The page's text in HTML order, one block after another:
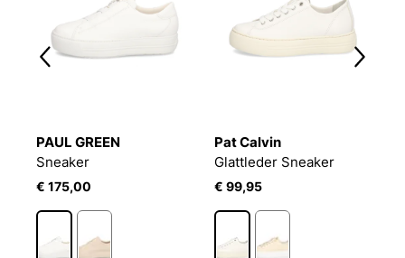
PAUL GREEN
Sneaker
€ 175,00
Pat Calvin
Glattleder Sneaker
€ 99,95